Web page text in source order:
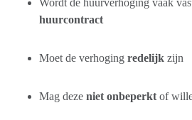
Wordt de huurverhoging vaak
huurcontract
Moet de verhoging redelijk zijn
Mag deze niet onbeperkt of